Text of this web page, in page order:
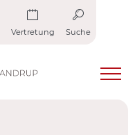
Vertretung Suche